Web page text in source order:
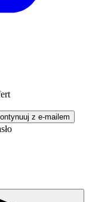
z e-mailem